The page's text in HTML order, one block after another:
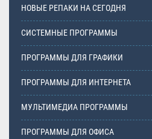
НОВЫЕ РЕПАКИ НА СЕГОДНЯ
СИСТЕМНЫЕ ПРОГРАММЫ
ПРОГРАММЫ ДЛЯ ГРАФИКИ
ПРОГРАММЫ ДЛЯ ИНТЕРНЕТА
МУЛЬТИМЕДИА ПРОГРАММЫ
ПРОГРАММЫ ДЛЯ ОФИСА